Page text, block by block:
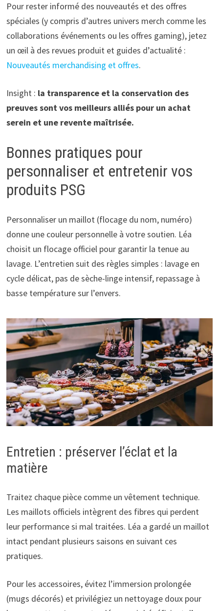
Pour rester informé des nouveautés et des offres
spéciales (y compris d’autres univers merch comme les
collaborations événements ou les offres gaming), jetez
un œil à des revues produit et guides d’actualité :
Nouveautés merchandising et offres.
Insight : la transparence et la conservation des
preuves sont vos meilleurs alliés pour un achat
serein et une revente maîtrisée.
Bonnes pratiques pour
personnaliser et entretenir vos
produits PSG
Personnaliser un maillot (flocage du nom, numéro)
donne une couleur personnelle à votre soutien. Léa
choisit un flocage officiel pour garantir la tenue au
lavage. L’entretien suit des règles simples : lavage en
cycle délicat, pas de sèche-linge intensif, repassage à
basse température sur l’envers.
Entretien : préserver l’éclat et la
matière
Traitez chaque pièce comme un vêtement technique.
Les maillots officiels intègrent des fibres qui perdent
leur performance si mal traitées. Léa a gardé un maillot
intact pendant plusieurs saisons en suivant ces
pratiques.
Pour les accessoires, évitez l’immersion prolongée
(mugs décorés) et privilégiez un nettoyage doux pour